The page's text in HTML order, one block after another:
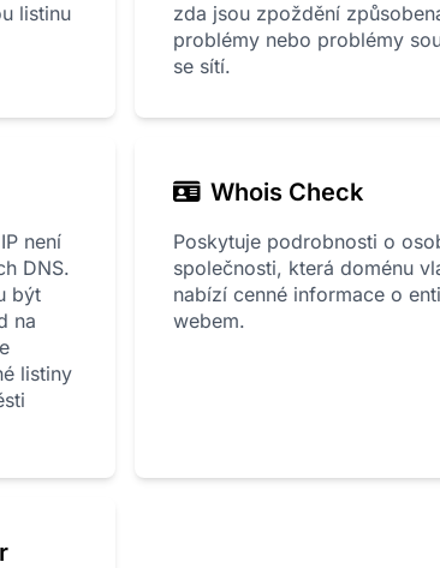
listinu
zda jsou zpoždění
problémy nebo problémy
se sítí.
není
DNS.
být
na
listiny
Whois Check
Poskytuje podrobnosti o
společnosti, která doménu
nabízí cenné informace o
webem.